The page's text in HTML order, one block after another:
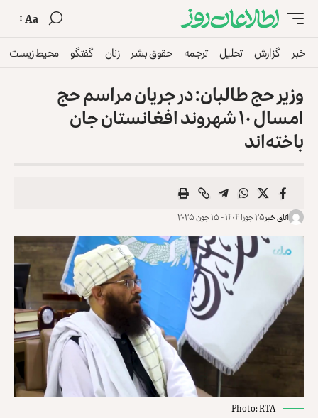
Aa
خبر گزارش تحلیل ترجمه حقوق بشر زنان گفتگو محیط زیست
وزیر حج طالبان: در جریان مراسم حج
امسال ۱۰ شهروند افغانستان جان
باخته‌اند
اتاق خبر۲۵ جوزا ۱۴۰۴ - ۱۵ جون ۲۰۲۵
Photo: RTA